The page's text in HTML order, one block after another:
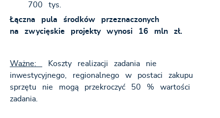
700 tys.
Łączna pula środków przeznaczonych
na zwycięskie projekty wynosi 16 mln zł.
Ważne:
Koszty realizacji zadania nie
inwestycyjnego, regionalnego w postaci zakupu
sprzętu nie mogą przekroczyć 50 % wartości
zadania.